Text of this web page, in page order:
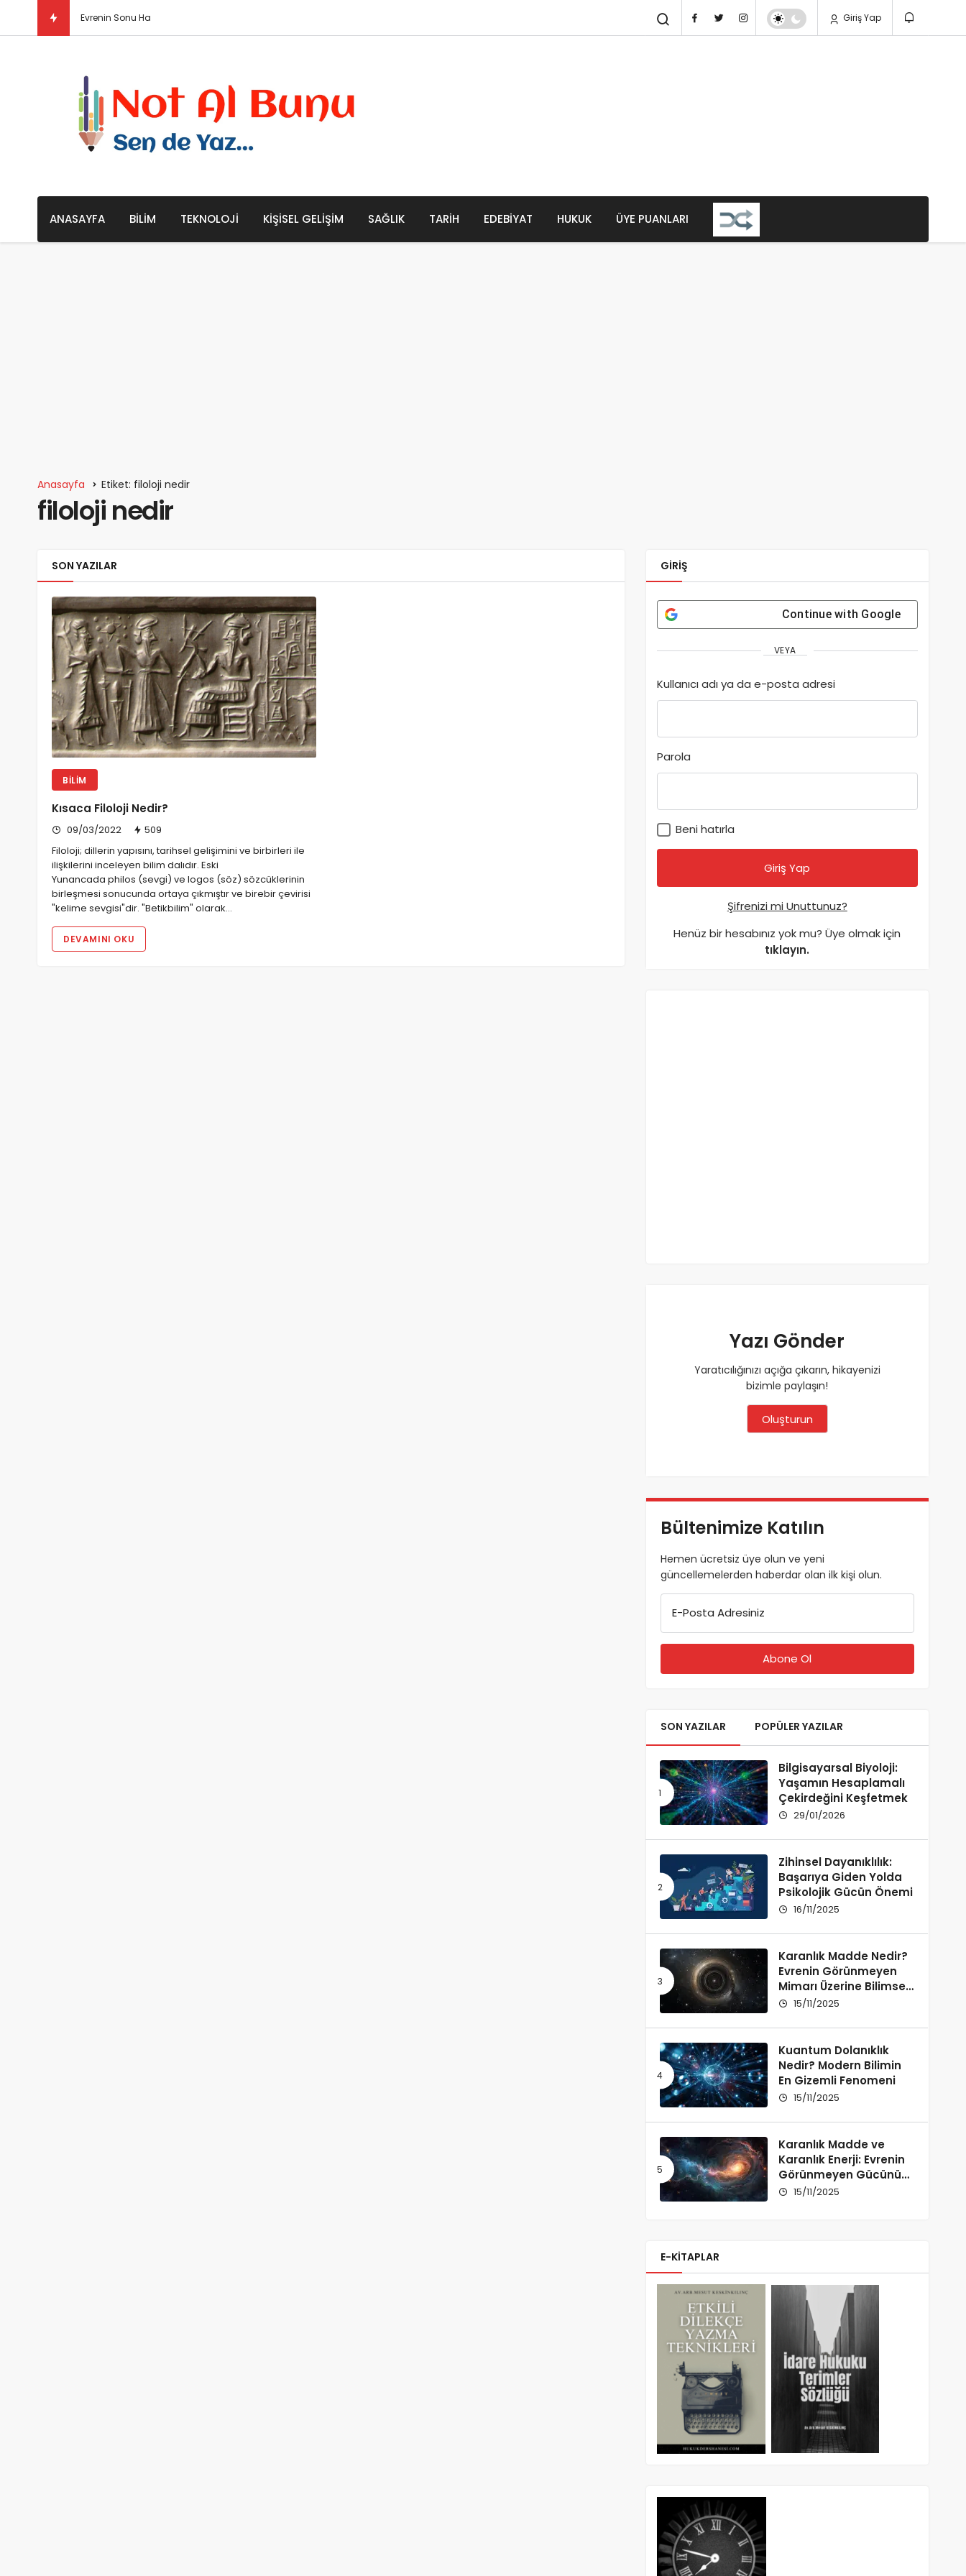
Evrenin Sonu Hakkında Bazı Teoriler / Büyük Giriş Yap
ANASAYFA BILIM TEKNOLOJI KIŞISEL GELIŞIM SAĞLIK TARIH EDEBIYAT HUKUK ÜYE PUANLARI
Anasayfa Etiket: filoloji nedir
filoloji nedir
SON YAZILAR
BILIM
Kısaca Filoloji Nedir?
09/03/2022
509
Filoloji; dillerin yapısını, tarihsel gelişimini ve birbirleri ile
ilişkilerini inceleyen bilim dalıdır. Eski
Yunancada philos (sevgi) ve logos (söz) sözcüklerinin
birleşmesi sonucunda ortaya çıkmıştır ve birebir çevirisi
"kelime sevgisi"dir. "Betikbilim" olarak…
DEVAMINI OKU
GIRIŞ
Continue with Google
VEYA
Kullanıcı adı ya da e-posta adresi
Parola
Beni hatırla
Şifrenizi mi Unuttunuz?
Henüz bir hesabınız yok mu? Üye olmak için
tıklayın.
Yazı Gönder
Yaratıcılığınızı açığa çıkarın, hikayenizi
bizimle paylaşın!
Oluşturun
Bültenimize Katılın
Hemen ücretsiz üye olun ve yeni
güncellemelerden haberdar olan ilk kişi olun.
E-Posta Adresiniz
SON YAZILAR POPÜLER YAZILAR
Bilgisayarsal Biyoloji:
Yaşamın Hesaplamalı
Çekirdeğini Keşfetmek
29/01/2026
Zihinsel Dayanıklılık:
Başarıya Giden Yolda
Psikolojik Gücün Önemi
16/11/2025
Karanlık Madde Nedir?
Evrenin Görünmeyen
Mimarı Üzerine Bilimsel
Bir İnceleme
15/11/2025
Kuantum Dolanıklık
Nedir? Modern Bilimin
En Gizemli Fenomeni
15/11/2025
Karanlık Madde ve
Karanlık Enerji: Evrenin
Görünmeyen Gücünü
Anlamak
15/11/2025
E-KİTAPLAR